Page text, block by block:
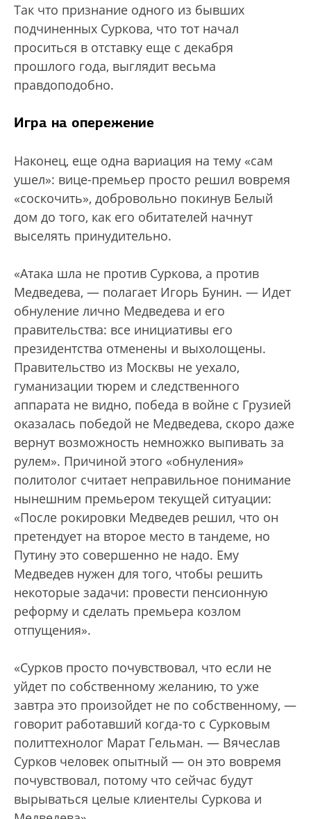
Так что признание одного из бывших
подчиненных Суркова, что тот начал
проситься в отставку еще с декабря
прошлого года, выглядит весьма
правдоподобно.
Игра на опережение
Наконец, еще одна вариация на тему «сам
ушел»: вице-премьер просто решил вовремя
«соскочить», добровольно покинув Белый
дом до того, как его обитателей начнут
выселять принудительно.
«Атака шла не против Суркова, а против
Медведева, — полагает Игорь Бунин. — Идет
обнуление лично Медведева и его
правительства: все инициативы его
президентства отменены и выхолощены.
Правительство из Москвы не уехало,
гуманизации тюрем и следственного
аппарата не видно, победа в войне с Грузией
оказалась победой не Медведева, скоро даже
вернут возможность немножко выпивать за
рулем». Причиной этого «обнуления»
политолог считает неправильное понимание
нынешним премьером текущей ситуации:
«После рокировки Медведев решил, что он
претендует на второе место в тандеме, но
Путину это совершенно не надо. Ему
Медведев нужен для того, чтобы решить
некоторые задачи: провести пенсионную
реформу и сделать премьера козлом
отпущения».
«Сурков просто почувствовал, что если не
уйдет по собственному желанию, то уже
завтра это произойдет не по собственному, —
говорит работавший когда-то с Сурковым
политтехнолог Марат Гельман. — Вячеслав
Сурков человек опытный — он это вовремя
почувствовал, потому что сейчас будут
вырываться целые клиентелы Суркова и